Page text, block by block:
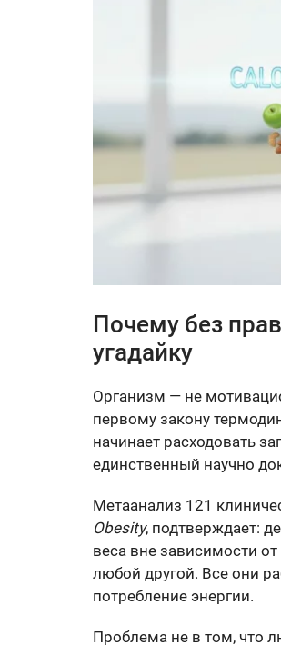
Почему без
угадайку
Организм — не
первому закону
начинает расходовать
единственный научно
Метаанализ 121
Obesity, подтверждает:
веса вне зависимости
любой другой. Все они
потребление энергии.
Проблема не в том, что